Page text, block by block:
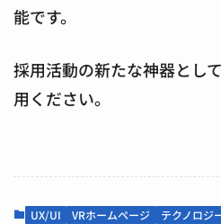
能です。
採用活動の新たな神器とし
用ください。
UX/UI VRホームページ テクノロジ